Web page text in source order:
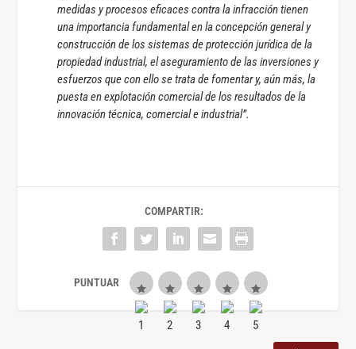
medidas y procesos eficaces contra la infracción tienen
una importancia fundamental en la concepción general y
construcción de los sistemas de protección jurídica de la
propiedad industrial, el aseguramiento de las inversiones y
esfuerzos que con ello se trata de fomentar y, aún más, la
puesta en explotación comercial de los resultados de la
innovación técnica, comercial e industrial”.
COMPARTIR: